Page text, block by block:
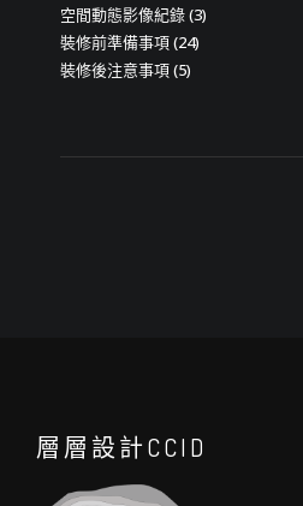
空間動態影像紀錄(3)
裝修前準備事項(24)
裝修後注意事項(5)
層層設計CCID